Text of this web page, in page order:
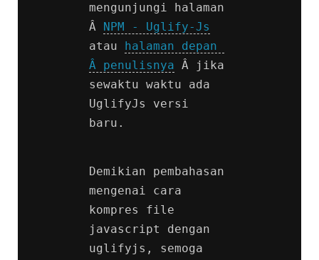
mengunjungi halaman
Â NPM - Uglify-Js
atau halaman depan
Â penulisnya Â jika
sewaktu waktu ada
UglifyJs versi
baru.
Demikian pembahasan
mengenai cara
kompres file
javascript dengan
uglifyjs, semoga